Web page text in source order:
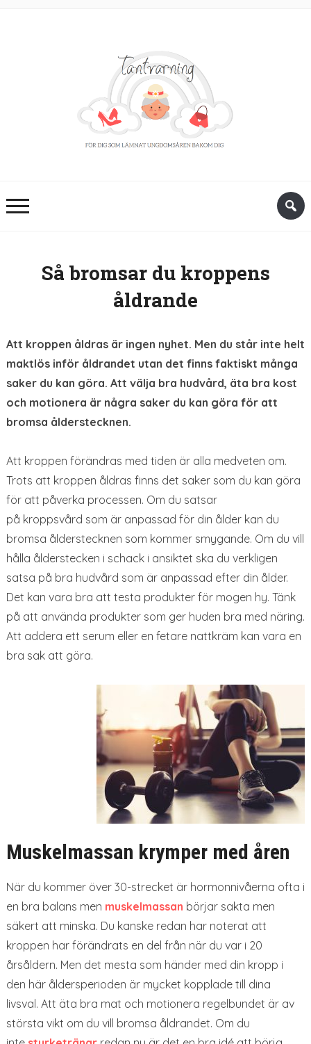
Så bromsar du kroppens
åldrande
Att kroppen åldras är ingen nyhet. Men du står inte helt
maktlös inför åldrandet utan det finns faktiskt många
saker du kan göra. Att välja bra hudvård, äta bra kost
och motionera är några saker du kan göra för att
bromsa ålderstecknen.
Att kroppen förändras med tiden är alla medveten om.
Trots att kroppen åldras finns det saker som du kan göra
för att påverka processen. Om du satsar
på kroppsvård som är anpassad för din ålder kan du
bromsa ålderstecknen som kommer smygande. Om du vill
hålla ålderstecken i schack i ansiktet ska du verkligen
satsa på bra hudvård som är anpassad efter din ålder.
Det kan vara bra att testa produkter för mogen hy. Tänk
på att använda produkter som ger huden bra med näring.
Att addera ett serum eller en fetare nattkräm kan vara en
bra sak att göra.
Muskelmassan krymper med åren
När du kommer över 30-strecket är hormonnivåerna ofta i
en bra balans men muskelmassan börjar sakta men
säkert att minska. Du kanske redan har noterat att
kroppen har förändrats en del från när du var i 20
årsåldern. Men det mesta som händer med din kropp i
den här åldersperioden är mycket kopplade till dina
livsval. Att äta bra mat och motionera regelbundet är av
största vikt om du vill bromsa åldrandet. Om du